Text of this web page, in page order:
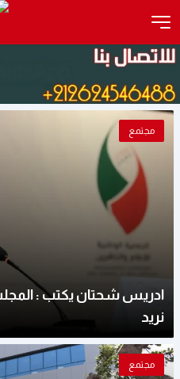
مجتمع
ادريس شحتان يكتب :
نريد
مجتمع